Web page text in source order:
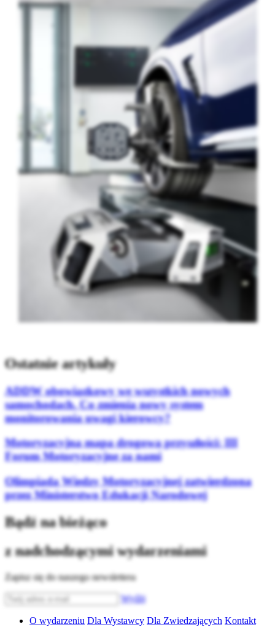
Ostatnie artykuły
ADDW obowiązkowy we wszystkich nowych
samochodach. Co zmienia nowy system
monitorowania uwagi kierowcy?
Motoryzacyjna mapa drogowa przyszłości: III
Forum Motoryzacyjne za nami
Olimpiada Wiedzy Motoryzacyjnej zatwierdzona
przez Ministerstwo Edukacji Narodowej
Bądź na bieżąco
z nadchodzącymi wydarzeniami
Zapisz się do naszego newslettera
Wyślij
O wydarzeniu Dla Wystawcy Dla Zwiedzających Kontakt